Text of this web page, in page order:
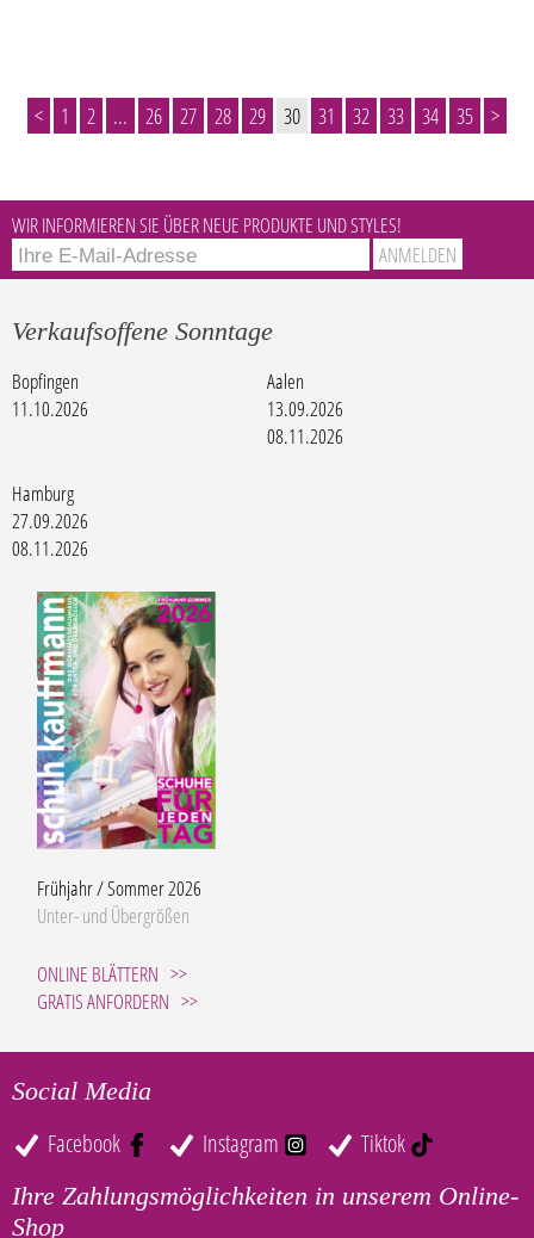
< 1 2 ... 26 27 28 29 30 31 32 33 34 35 >
WIR INFORMIEREN SIE ÜBER NEUE PRODUKTE UND STYLES!
Verkaufsoffene Sonntage
Bopfingen
11.10.2026
Aalen
13.09.2026
08.11.2026
Hamburg
27.09.2026
08.11.2026
Frühjahr / Sommer 2026
Unter- und Übergrößen
ONLINE BLÄTTERN
GRATIS ANFORDERN
Social Media
Facebook Instagram Tiktok
Ihre Zahlungsmöglichkeiten in unserem Online-
Shop